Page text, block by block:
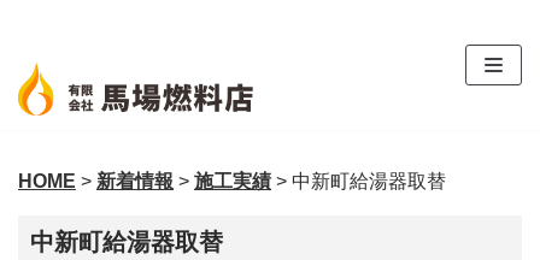
ン
テ
ン
へ
キ
HOME > 新着情報 > 施工実績 > 中新町給湯器取替
中新町給湯器取替